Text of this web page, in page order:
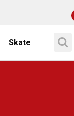
Skate